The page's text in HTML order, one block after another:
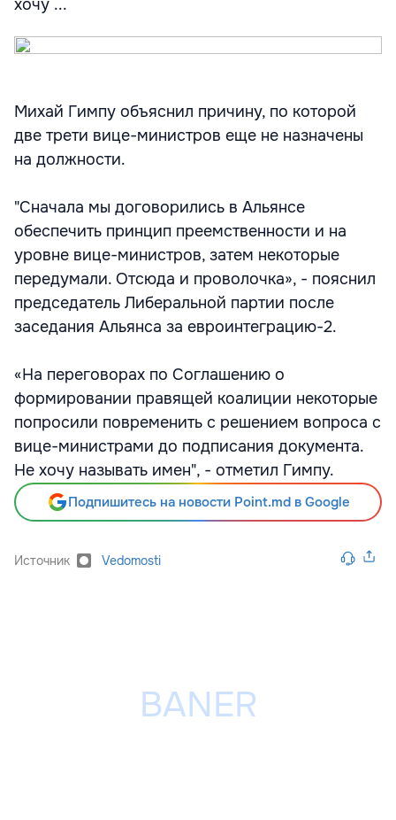
хочу ...
Михай Гимпу объяснил причину, по которой
две трети вице-министров еще не назначены
на должности.
"Сначала мы договорились в Альянсе
обеспечить принцип преемственности и на
уровне вице-министров, затем некоторые
передумали. Отсюда и проволочка», - пояснил
председатель Либеральной партии после
заседания Альянса за евроинтеграцию-2.
«На переговорах по Соглашению о
формировании правящей коалиции некоторые
попросили повременить с решением вопроса с
вице-министрами до подписания документа.
Не хочу называть имен", - отметил Гимпу.
Подпишитесь на новости Point.md в Google
Источник Vedomosti